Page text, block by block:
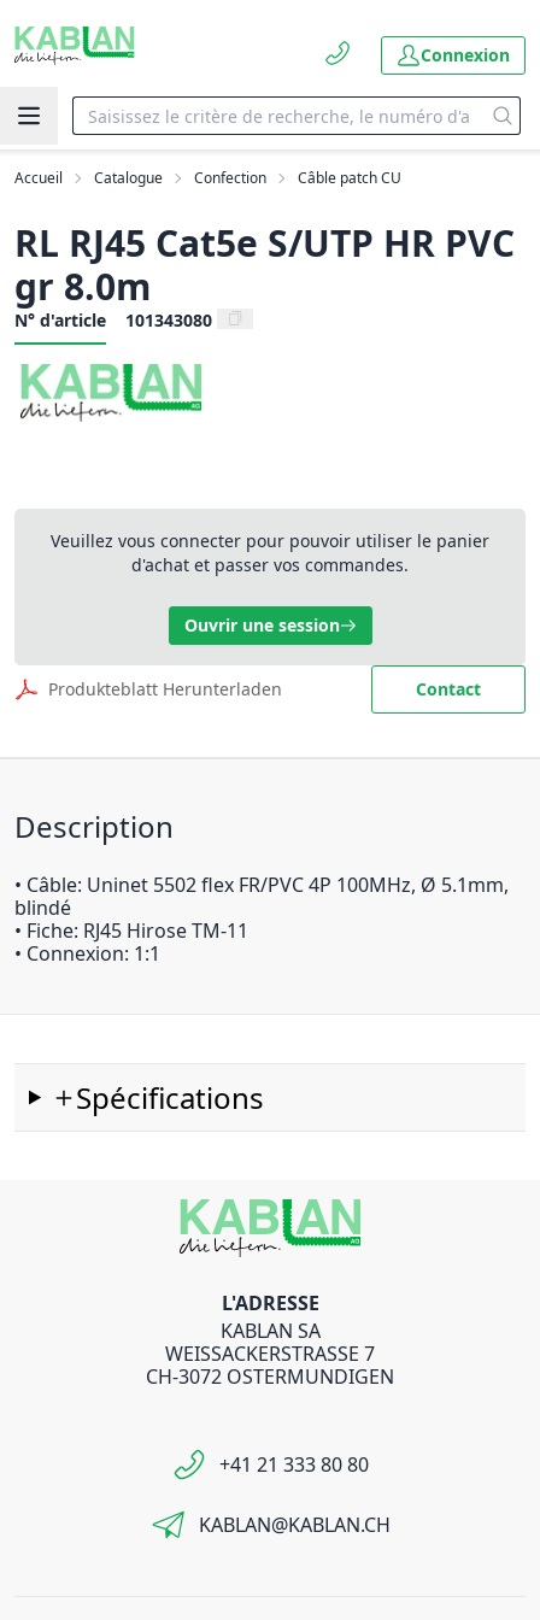
Connexion
Accueil Catalogue Confection Câble patch CU
RL RJ45 Cat5e S/UTP HR PVC
gr 8.0m
N° d'article 101343080
Veuillez vous connecter pour pouvoir utiliser le panier
d'achat et passer vos commandes.
Ouvrir une session
Produkteblatt Herunterladen Contact
Description
• Câble: Uninet 5502 flex FR/PVC 4P 100MHz, Ø 5.1mm,
blindé
• Fiche: RJ45 Hirose TM-11
• Connexion: 1:1
Spécifications
L'ADRESSE
KABLAN SA
WEISSACKERSTRASSE 7
CH-3072 OSTERMUNDIGEN
+41 21 333 80 80
KABLAN@KABLAN.CH